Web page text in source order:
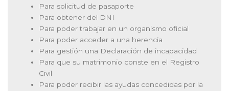
Para solicitud de pasaporte
Para obtener del DNI
Para poder trabajar en un organismo oficial
Para poder acceder a una herencia
Para gestión una Declaración de incapacidad
Para que su matrimonio conste en el Registro
Civil
Para poder recibir las ayudas concedidas por la